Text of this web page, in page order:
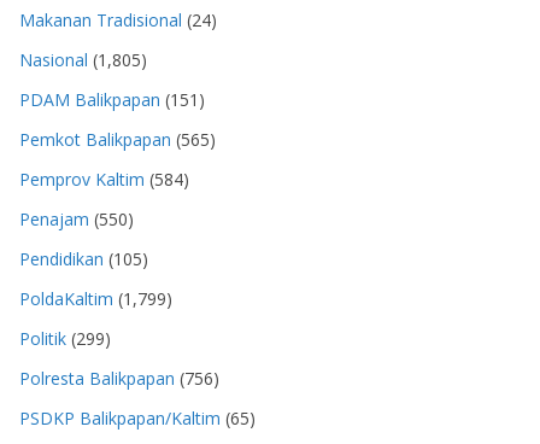
Makanan Tradisional (24)
Nasional (1,805)
PDAM Balikpapan (151)
Pemkot Balikpapan (565)
Pemprov Kaltim (584)
Penajam (550)
Pendidikan (105)
PoldaKaltim (1,799)
Politik (299)
Polresta Balikpapan (756)
PSDKP Balikpapan/Kaltim (65)